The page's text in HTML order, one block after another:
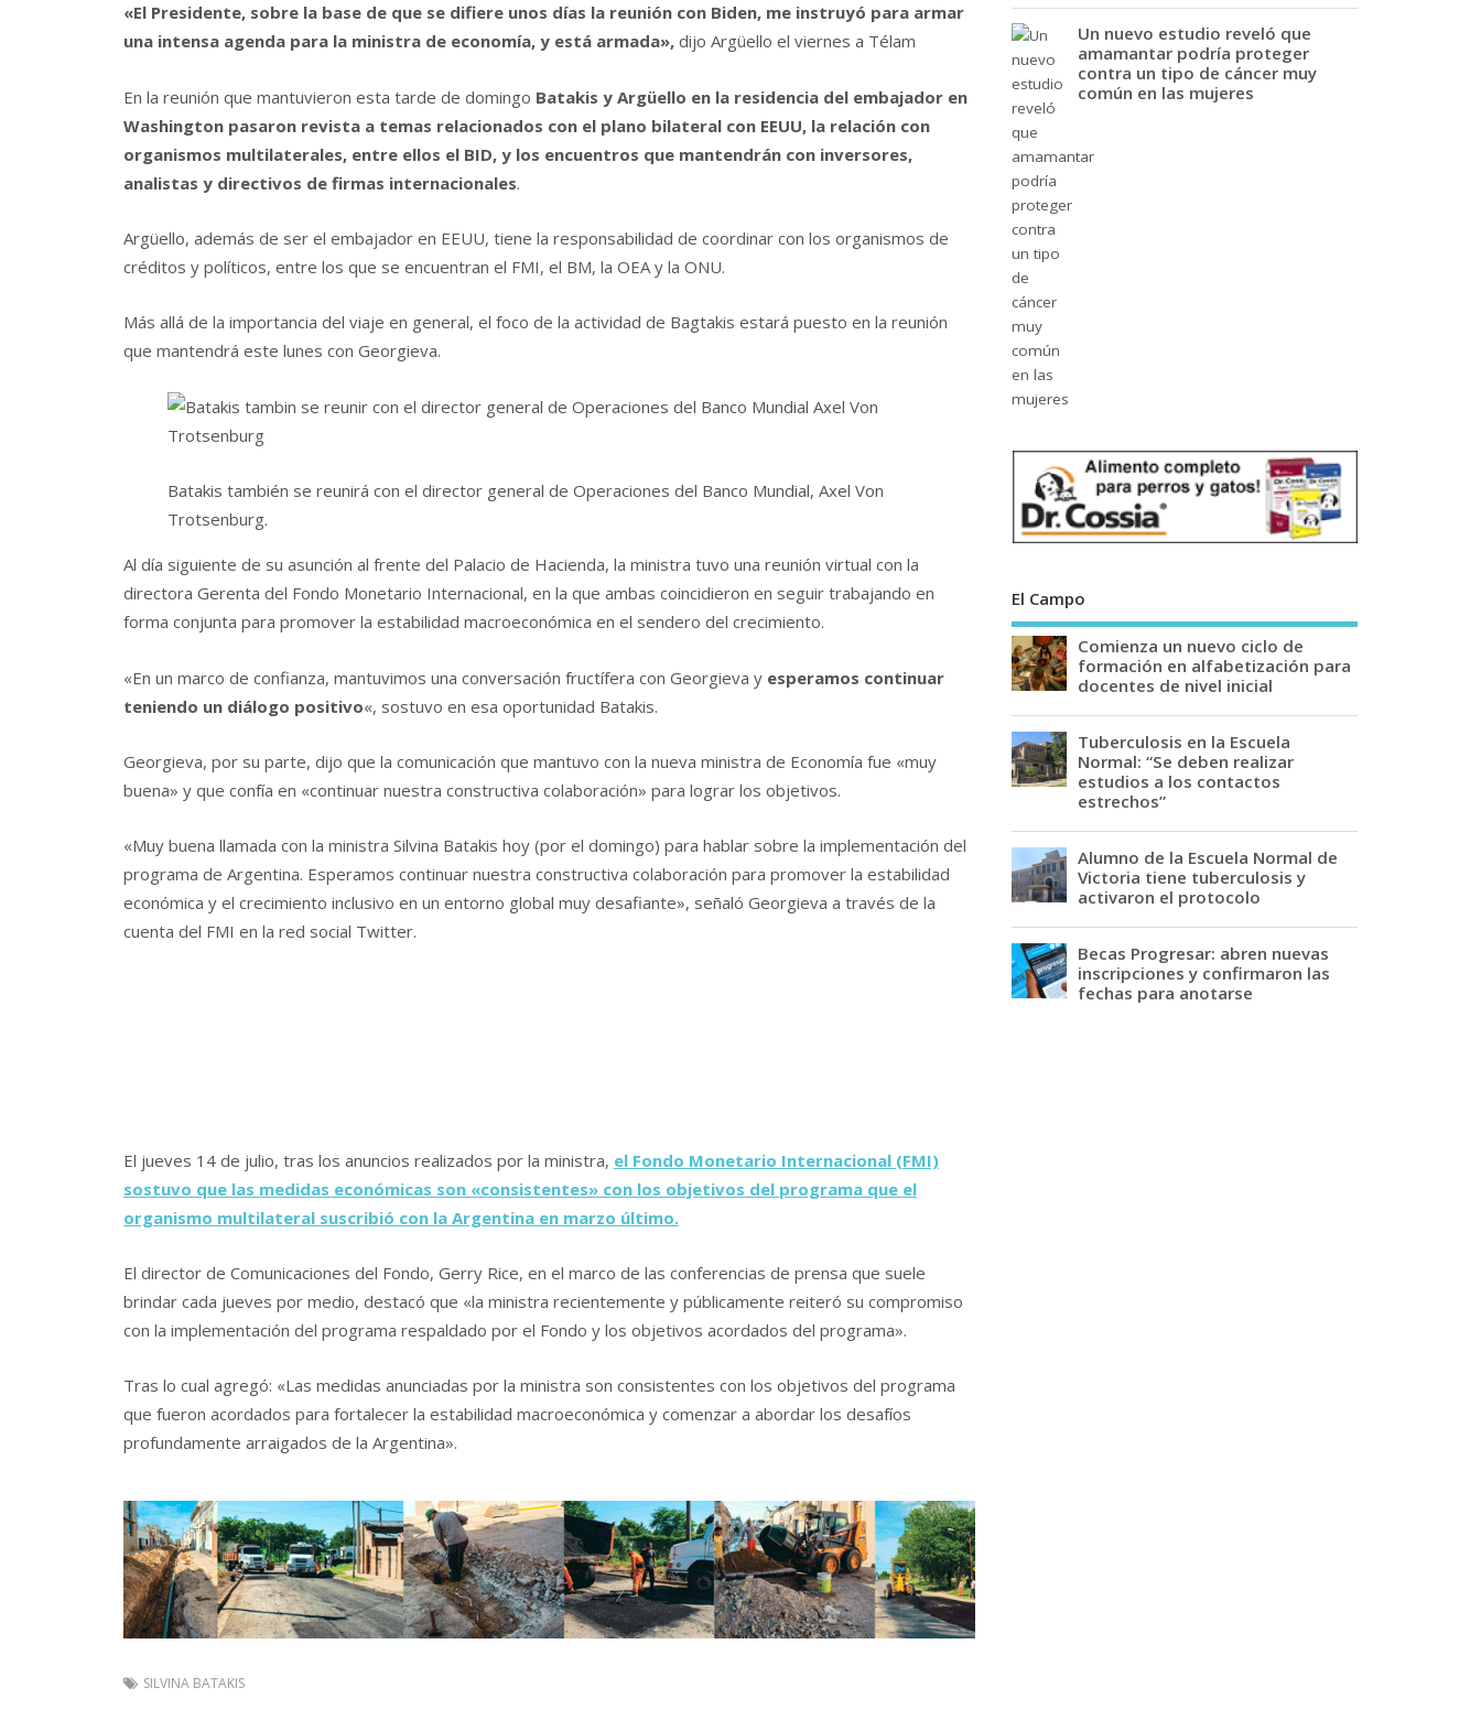
«El Presidente, sobre la base de que se difiere unos días la reunión con Biden, me instruyó para armar
una intensa agenda para la ministra de economía, y está armada», dijo Argüello el viernes a Télam
En la reunión que mantuvieron esta tarde de domingo Batakis y Argüello en la residencia del embajador en
Washington pasaron revista a temas relacionados con el plano bilateral con EEUU, la relación con
organismos multilaterales, entre ellos el BID, y los encuentros que mantendrán con inversores,
analistas y directivos de firmas internacionales.
Argüello, además de ser el embajador en EEUU, tiene la responsabilidad de coordinar con los organismos de
créditos y políticos, entre los que se encuentran el FMI, el BM, la OEA y la ONU.
Más allá de la importancia del viaje en general, el foco de la actividad de Bagtakis estará puesto en la reunión
que mantendrá este lunes con Georgieva.
Batakis también se reunirá con el director general de Operaciones del Banco Mundial, Axel Von
Trotsenburg.
Al día siguiente de su asunción al frente del Palacio de Hacienda, la ministra tuvo una reunión virtual con la
directora Gerenta del Fondo Monetario Internacional, en la que ambas coincidieron en seguir trabajando en
forma conjunta para promover la estabilidad macroeconómica en el sendero del crecimiento.
«En un marco de confianza, mantuvimos una conversación fructífera con Georgieva y esperamos continuar
teniendo un diálogo positivo«, sostuvo en esa oportunidad Batakis.
Georgieva, por su parte, dijo que la comunicación que mantuvo con la nueva ministra de Economía fue «muy
buena» y que confía en «continuar nuestra constructiva colaboración» para lograr los objetivos.
«Muy buena llamada con la ministra Silvina Batakis hoy (por el domingo) para hablar sobre la implementación del
programa de Argentina. Esperamos continuar nuestra constructiva colaboración para promover la estabilidad
económica y el crecimiento inclusivo en un entorno global muy desafiante», señaló Georgieva a través de la
cuenta del FMI en la red social Twitter.
El jueves 14 de julio, tras los anuncios realizados por la ministra, el Fondo Monetario Internacional (FMI)
sostuvo que las medidas económicas son «consistentes» con los objetivos del programa que el
organismo multilateral suscribió con la Argentina en marzo último.
El director de Comunicaciones del Fondo, Gerry Rice, en el marco de las conferencias de prensa que suele
brindar cada jueves por medio, destacó que «la ministra recientemente y públicamente reiteró su compromiso
con la implementación del programa respaldado por el Fondo y los objetivos acordados del programa».
Tras lo cual agregó: «Las medidas anunciadas por la ministra son consistentes con los objetivos del programa
que fueron acordados para fortalecer la estabilidad macroeconómica y comenzar a abordar los desafíos
profundamente arraigados de la Argentina».
SILVINA BATAKIS
Un nuevo estudio reveló que
amamantar podría proteger
contra un tipo de cáncer muy
común en las mujeres
El Campo
Comienza un nuevo ciclo de
formación en alfabetización para
docentes de nivel inicial
Tuberculosis en la Escuela
Normal: “Se deben realizar
estudios a los contactos
estrechos”
Alumno de la Escuela Normal de
Victoria tiene tuberculosis y
activaron el protocolo
Becas Progresar: abren nuevas
inscripciones y confirmaron las
fechas para anotarse